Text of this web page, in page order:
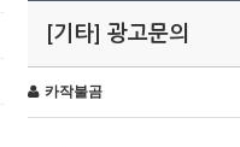
[기타] 광고문의
카작불곰